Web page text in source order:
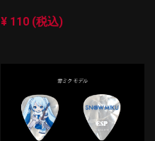
¥ 110 (税込)